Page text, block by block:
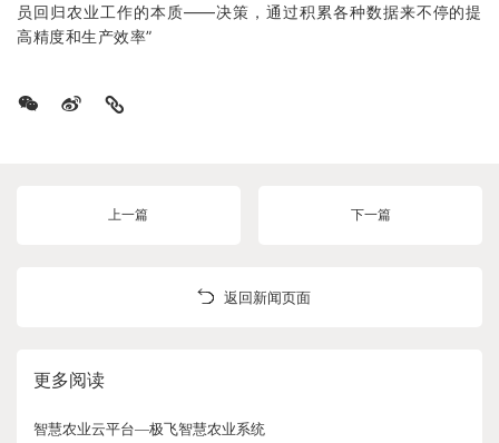
员回归农业工作的本质——决策，通过积累各种数据来不停的提
高精度和生产效率”
上一篇 下一篇
返回新闻页面
更多阅读
智慧农业云平台—极飞智慧农业系统